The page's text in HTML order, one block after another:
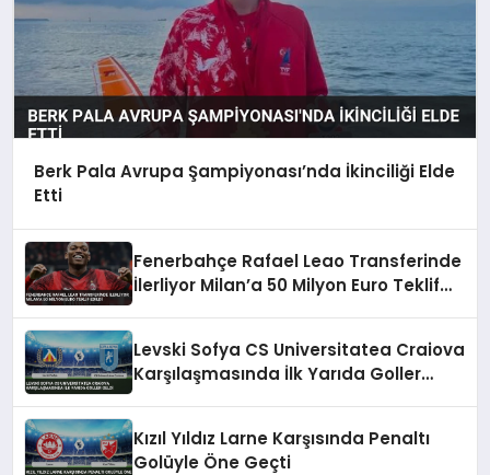
Berk Pala Avrupa Şampiyonası’nda İkinciliği Elde
Etti
Fenerbahçe Rafael Leao Transferinde
İlerliyor Milan’a 50 Milyon Euro Teklif
Levski Sofya CS Universitatea Craiova
Karşılaşmasında İlk Yarıda Goller
Kızıl Yıldız Larne Karşısında Penaltı
Golüyle Öne Geçti